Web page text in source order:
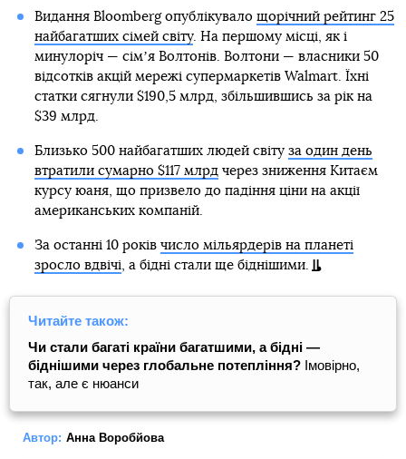
Видання Bloomberg опублікувало щорічний рейтинг 25
найбагатших сімей світу. На першому місці, як і
минулоріч — сімʼя Волтонів. Волтони — власники 50
відсотків акцій мережі супермаркетів Walmart. Їхні
статки сягнули $190,5 млрд, збільшившись за рік на
$39 млрд.
Близько 500 найбагатших людей світу за один день
втратили сумарно $117 млрдчерез зниження Китаєм
курсу юаня, що призвело до падіння ціни на акції
американських компаній.
За останні 10 років число мільярдерів на планеті
зросло вдвічі, а бідні стали ще біднішими.
Читайте також:
Чи стали багаті країни багатшими, а бідні —
біднішими через глобальне потепління? Імовірно,
так, але є нюанси
Автор: Анна Воробйова